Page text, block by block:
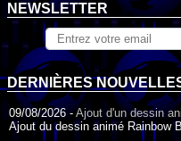
NEWSLETTER
DERNIÈRES
09/08/2026 -Ajout d'un dessin
Ajout du dessin animé Rainbow